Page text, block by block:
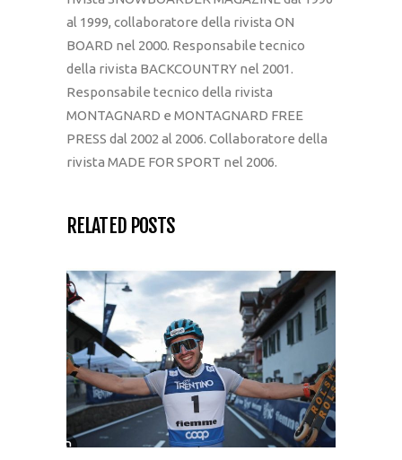
al 1999, collaboratore della rivista ON
BOARD nel 2000. Responsabile tecnico
della rivista BACKCOUNTRY nel 2001.
Responsabile tecnico della rivista
MONTAGNARD e MONTAGNARD FREE
PRESS dal 2002 al 2006. Collaboratore della
rivista MADE FOR SPORT nel 2006.
RELATED POSTS